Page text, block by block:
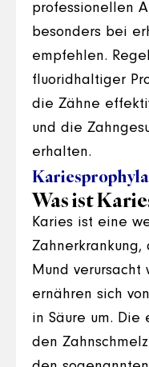
professionellen
besonders bei
empfehlen.
fluoridhaltiger
die Zähne
und die
erhalten.
Was ist
Karies ist eine
Mund verursacht
ernähren sich
in Säure um. Die
den